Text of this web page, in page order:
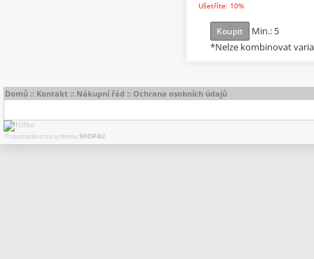
Ušetříte: 10%
Koupit
Min.: 5
*Nelze kombinovat
Domů :: Kontakt :: Nákupní řád :: Ochrana osobních údajů
Provozováno na systému SHOP4U